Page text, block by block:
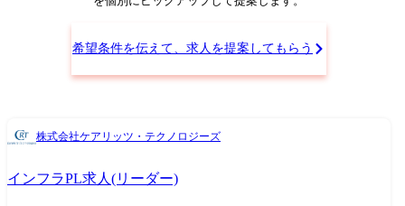
プロジェクト横断での支援およびビジネス拡大を推進します。 ・顧客ア
カウントマネージャーとしてプロジェクト横断での開発支援 ・顧客の潜
下リーダーへのマネジメント支援 ・社内グループにおける研修企画・運
会議における論議・提言および決定事項の実行・展開 <社内施策> ●品質
希望条件を伝えて、求人を提案してもらう
株式会社ケアリッツ・テクノロジーズ
インフラPL求人(リーダー)